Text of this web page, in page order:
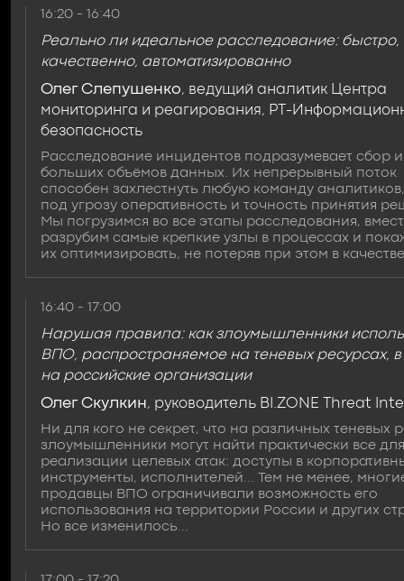
16:20 - 16:40
Реально ли идеальное расследование: быстро,
качественно, автоматизированно
Олег Слепушенко, ведущий аналитик Центра
мониторинга и реагирования, РТ-
безопасность
Расследование инцидентов подразумевает сбор
больших объёмов данных. Их непрерывный поток
способен захлестнуть любую команду аналитиков,
под угрозу оперативность и точность принятия
Мы погрузимся во все этапы расследования,
разрубим самые крепкие узлы в процессах и
их оптимизировать, не потеряв при этом в качестве
16:40 - 17:00
Нарушая правила: как злоумышленники
ВПО, распространяемое на теневых ресурсах, в
на российские организации
Олег Скулкин, руководитель BI.ZONE Threat
Ни для кого не секрет, что на различных теневых
злоумышленники могут найти практически все для
реализации целевых атак: доступы в
инструменты, исполнителей... Тем не менее,
продавцы ВПО ограничивали возможность его
использования на территории России и других
Но все изменилось...